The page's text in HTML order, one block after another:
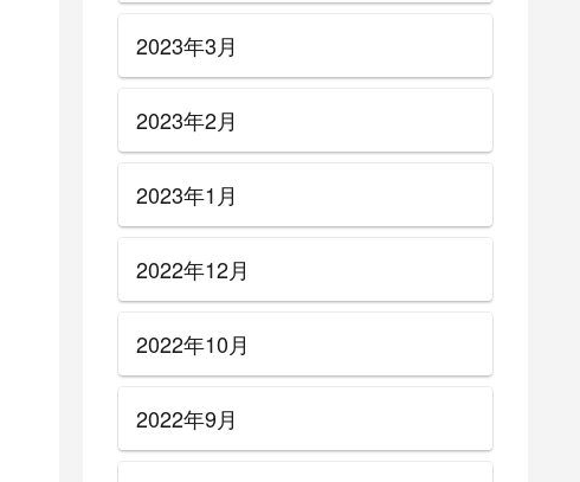
アーカイブ
2024年6月
2024年5月
2024年4月
2024年3月
2024年1月